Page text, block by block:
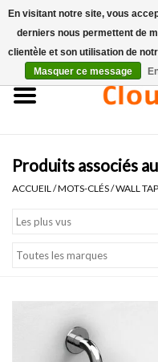
Accueil
Ensembles de lave-mains
Toilettes
Robinets & vidanges
Produits associés
ACCUEIL /MOTS-CLÉS/WALL TAP
En visitant notre site, vous
derniers nous permettent de
clientèle et son utilisation de
Masquer ce message